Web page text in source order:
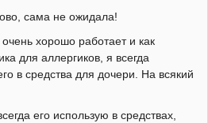
сама не ожидала!
хорошо работает и как
для аллергиков, я всегда
в средства для дочери. На всякий
его использую в средствах,